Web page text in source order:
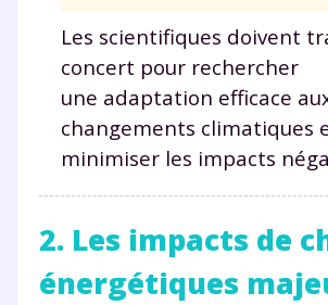
Les scientifiques doivent
concert pour rechercher
une adaptation efficace
changements climatiques
minimiser les impacts
2. Les impacts de
énergétiques